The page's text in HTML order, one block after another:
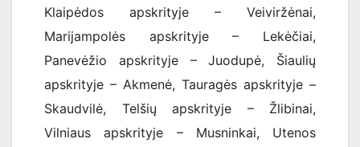
Klaipėdos apskrityje – Veiviržėnai,
Marijampolės apskrityje – Lekėčiai,
Panevėžio apskrityje – Juodupė, Šiaulių
apskrityje – Akmenė, Tauragės apskrityje –
Skaudvilė, Telšių apskrityje – Žlibinai,
Vilniaus apskrityje – Musninkai, Utenos